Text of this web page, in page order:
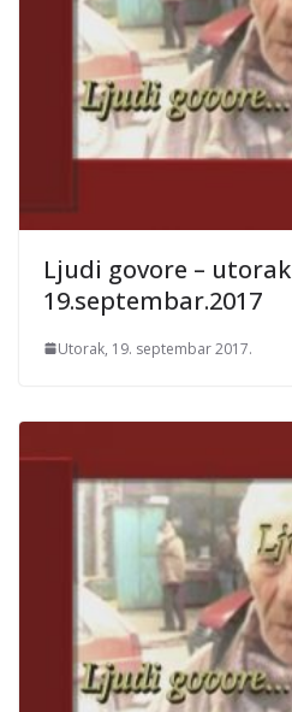
Ljudi govore – utorak
19.septembar.2017
Utorak, 19. septembar 2017.